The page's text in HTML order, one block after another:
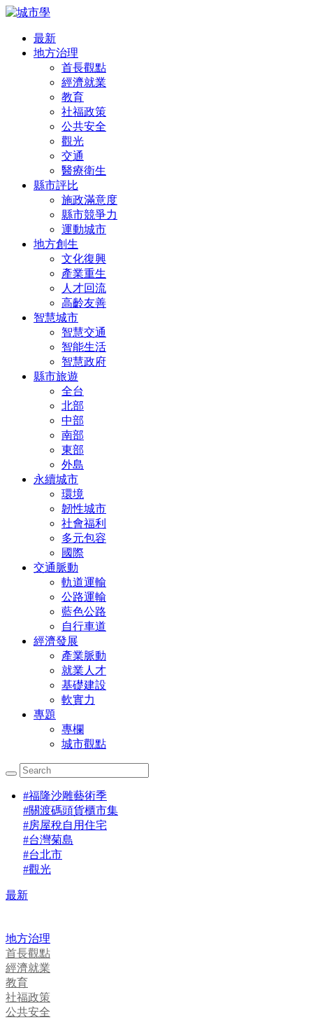
最新
地方治理
首長觀點
經濟就業
教育
社福政策
公共安全
觀光
交通
醫療衛生
縣市評比
施政滿意度
縣市競爭力
運動城市
地方創生
文化復興
產業重生
人才回流
高齡友善
智慧城市
智慧交通
智能生活
智慧政府
縣市旅遊
全台
北部
中部
南部
東部
外島
永續城市
環境
韌性城市
社會福利
多元包容
國際
交通脈動
軌道運輸
公路運輸
藍色公路
自行車道
經濟發展
產業脈動
就業人才
基礎建設
軟實力
專題
專欄
城市觀點
#福隆沙雕藝術季
#關渡碼頭貨櫃市集
#房屋稅自用住宅
#台灣菊島
#台北市
#觀光
最新
地方治理
首長觀點
經濟就業
教育
社福政策
公共安全